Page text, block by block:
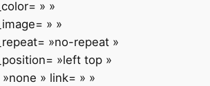
» »
» »
»no-repeat »
»left top »
» link= » »